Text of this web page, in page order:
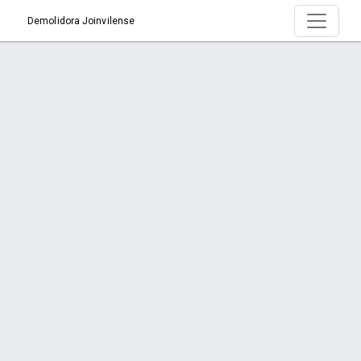
Demolidora Joinvilense